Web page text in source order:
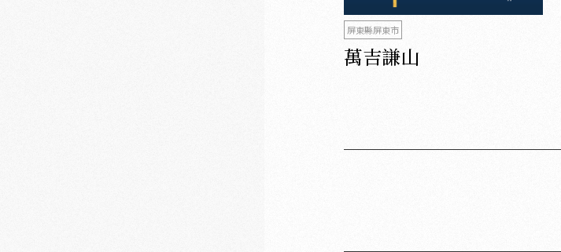
屏東縣屏東市
萬吉謙山